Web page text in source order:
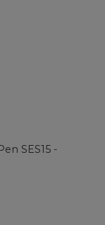
SES15 -